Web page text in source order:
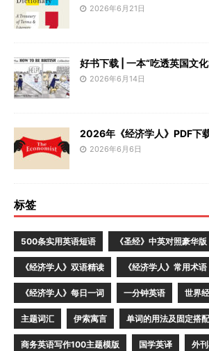
2026年6月21日
好书下载 | 一本“吃透英国文
2026年6月14日
2026年《经济学人》PDF下
2026年6月6日
标签
500条实用英语短语 《圣经》中英对照豪华版
《经济学人》双语精读 《经济学人》常用术语
《经济学人》每日一词 一分钟英语 世界
主题词汇 伊索寓言 单词的用法及固定搭配
商务英语写作100主题模版 国学英译 外